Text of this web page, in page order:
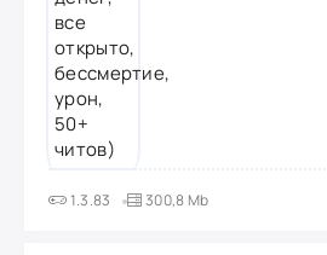
1.3.83 300,8 Mb